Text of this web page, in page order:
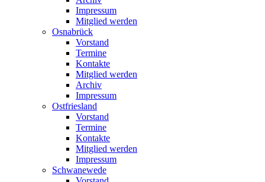
Impressum
Mitglied werden
Osnabrück
Vorstand
Termine
Kontakte
Mitglied werden
Archiv
Impressum
Ostfriesland
Vorstand
Termine
Kontakte
Mitglied werden
Impressum
Schwanewede